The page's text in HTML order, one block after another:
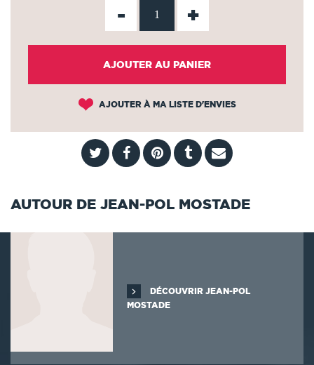
- +
AJOUTER AU PANIER
AJOUTER À MA LISTE D'ENVIES
AUTOUR DE JEAN-POL MOSTADE
DÉCOUVRIR JEAN-POL
MOSTADE